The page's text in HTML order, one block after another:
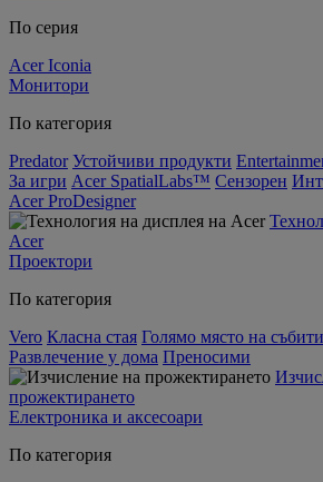
По серия
Acer Iconia
Монитори
По категория
Predator Устойчиви продукти
За игри Acer SpatialLabs™ Сензорен
Acer ProDesigner
Acer
Проектори
По категория
Vero Класна стая Голямо място на
Развлечение у дома Преносими
прожектирането
Електроника и аксесоари
По категория